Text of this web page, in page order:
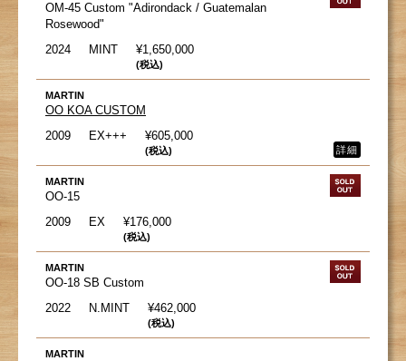
OM-45 Custom "Adirondack / Guatemalan
Rosewood"
2024
MINT ¥1,650,000
(税込)
MARTIN
OO KOA CUSTOM
2009
EX+++ ¥605,000
(税込) 詳細
MARTIN
OO-15
2009
EX ¥176,000
(税込)
MARTIN
OO-18 SB Custom
2022
N.MINT ¥462,000
(税込)
MARTIN